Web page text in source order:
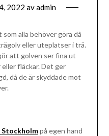
2022 avadmin
som alla behöver göra då
eller uteplatser i trä.
att golven ser fina ut
eller fläckar. Det ger
då de är skyddade mot
Stockholmpå egen hand